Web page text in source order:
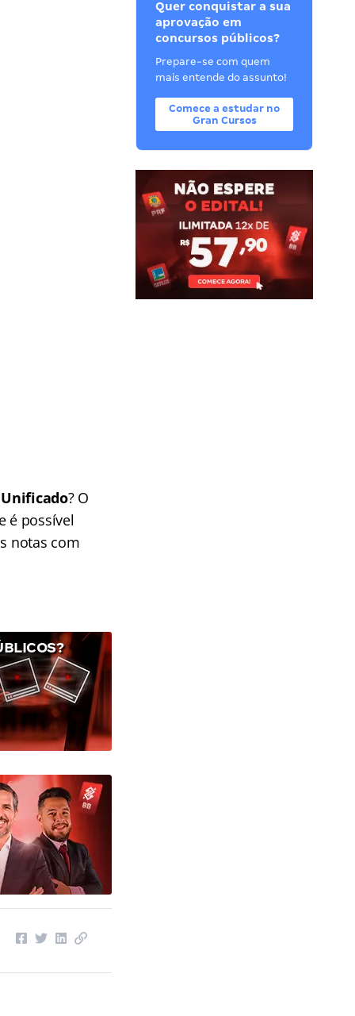
? O
é possível
notas com
Quer conquistar a sua
aprovação em
concursos públicos?
Prepare-se com quem
mais entende do assunto!
Comece a estudar no
Gran Cursos